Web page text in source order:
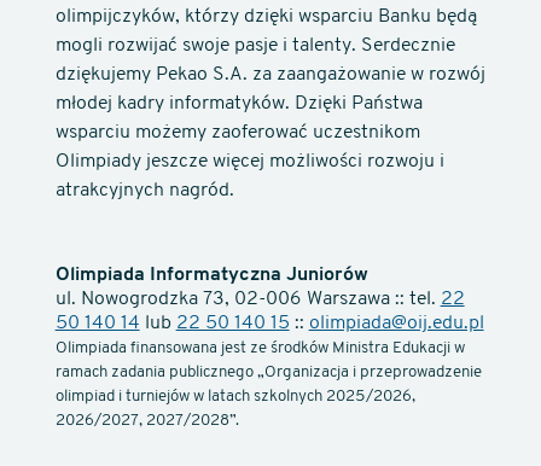
olimpijczyków, którzy dzięki wsparciu Banku będą
mogli rozwijać swoje pasje i talenty. Serdecznie
dziękujemy Pekao S.A. za zaangażowanie w rozwój
młodej kadry informatyków. Dzięki Państwa
wsparciu możemy zaoferować uczestnikom
Olimpiady jeszcze więcej możliwości rozwoju i
atrakcyjnych nagród.
Olimpiada Informatyczna Juniorów
ul. Nowogrodzka 73, 02-006 Warszawa :: tel. 22
50 140 14 lub 22 50 140 15 :: olimpiada@oij.edu.pl
Olimpiada finansowana jest ze środków Ministra Edukacji w
ramach zadania publicznego „Organizacja i przeprowadzenie
olimpiad i turniejów w latach szkolnych 2025/2026,
2026/2027, 2027/2028”.